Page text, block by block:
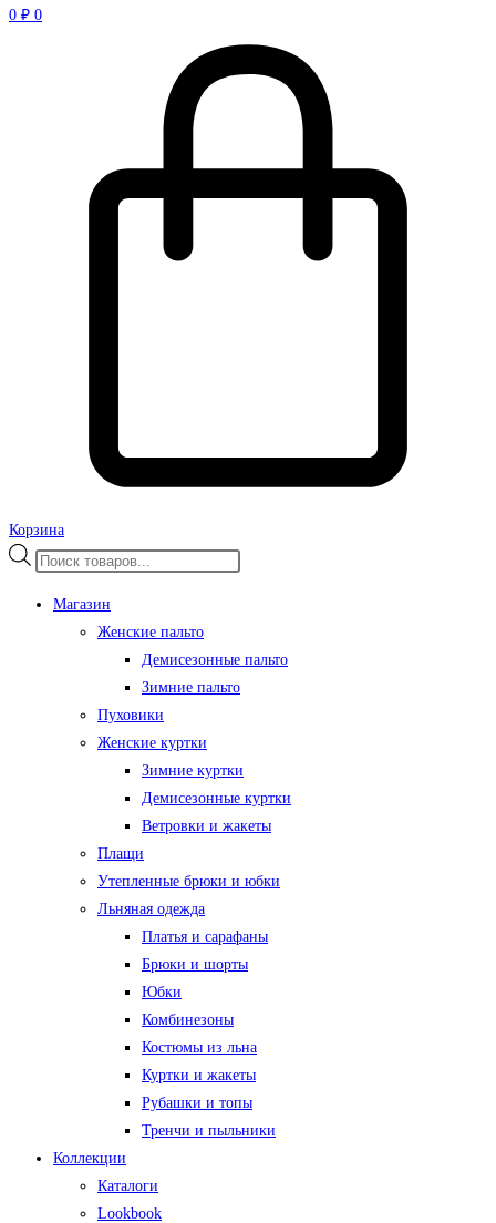
0 ₽ 0
Корзина
Поиск
Магазин
Женские пальто
Демисезонные пальто
Зимние пальто
Пуховики
Женские куртки
Зимние куртки
Демисезонные куртки
Ветровки и жакеты
Плащи
Утепленные брюки и юбки
Льняная одежда
Платья и сарафаны
Брюки и шорты
Юбки
Комбинезоны
Костюмы из льна
Куртки и жакеты
Рубашки и топы
Тренчи и пыльники
Коллекции
Каталоги
Lookbook